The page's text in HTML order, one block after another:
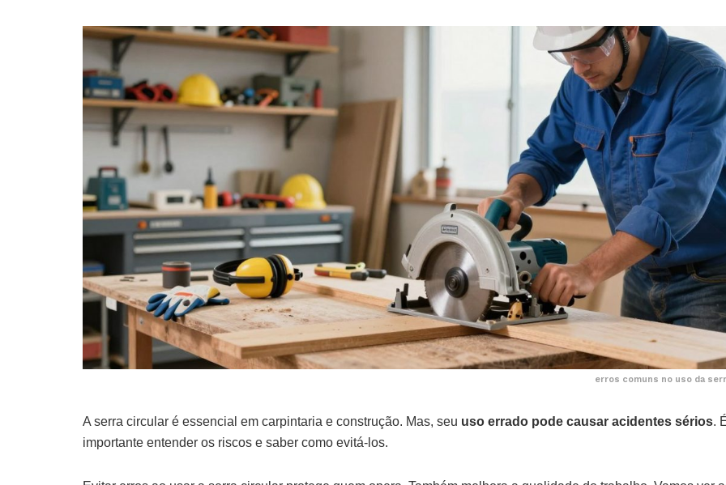
erros comuns no uso da
A serra circular é essencial em carpintaria e construção. Mas, seu uso errado pode causar acidentes sérios.
importante entender os riscos e saber como evitá-los.